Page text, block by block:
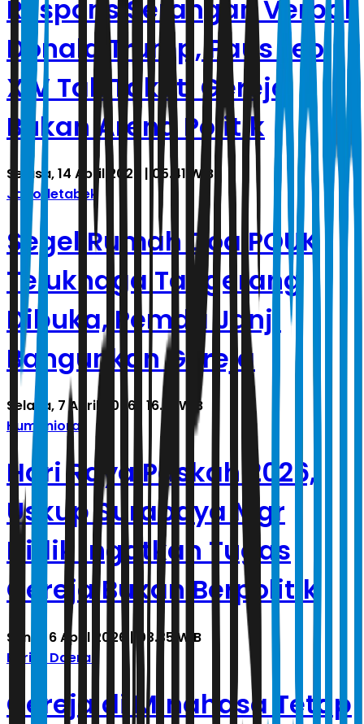
Respons Serangan Verbal
Donald Trump, Paus Leo
XIV Tak Takut: Gereja
Bukan Arena Politik
Selasa, 14 April 2026 | 05.41 WIB
Jabodetabek
Segel Rumah Doa POUK
Teluknaga Tangerang
Dibuka, Pemda Janji
Bangunkan Gereja
Selasa, 7 April 2026 | 16.51 WIB
Humaniora
Hari Raya Paskah 2026,
Uskup Surabaya Mgr
Didik Ingatkan Tugas
Gereja Bukan Berpolitik
Senin, 6 April 2026 | 03.35 WIB
Berita Daerah
Gereja di Minahasa Tetap